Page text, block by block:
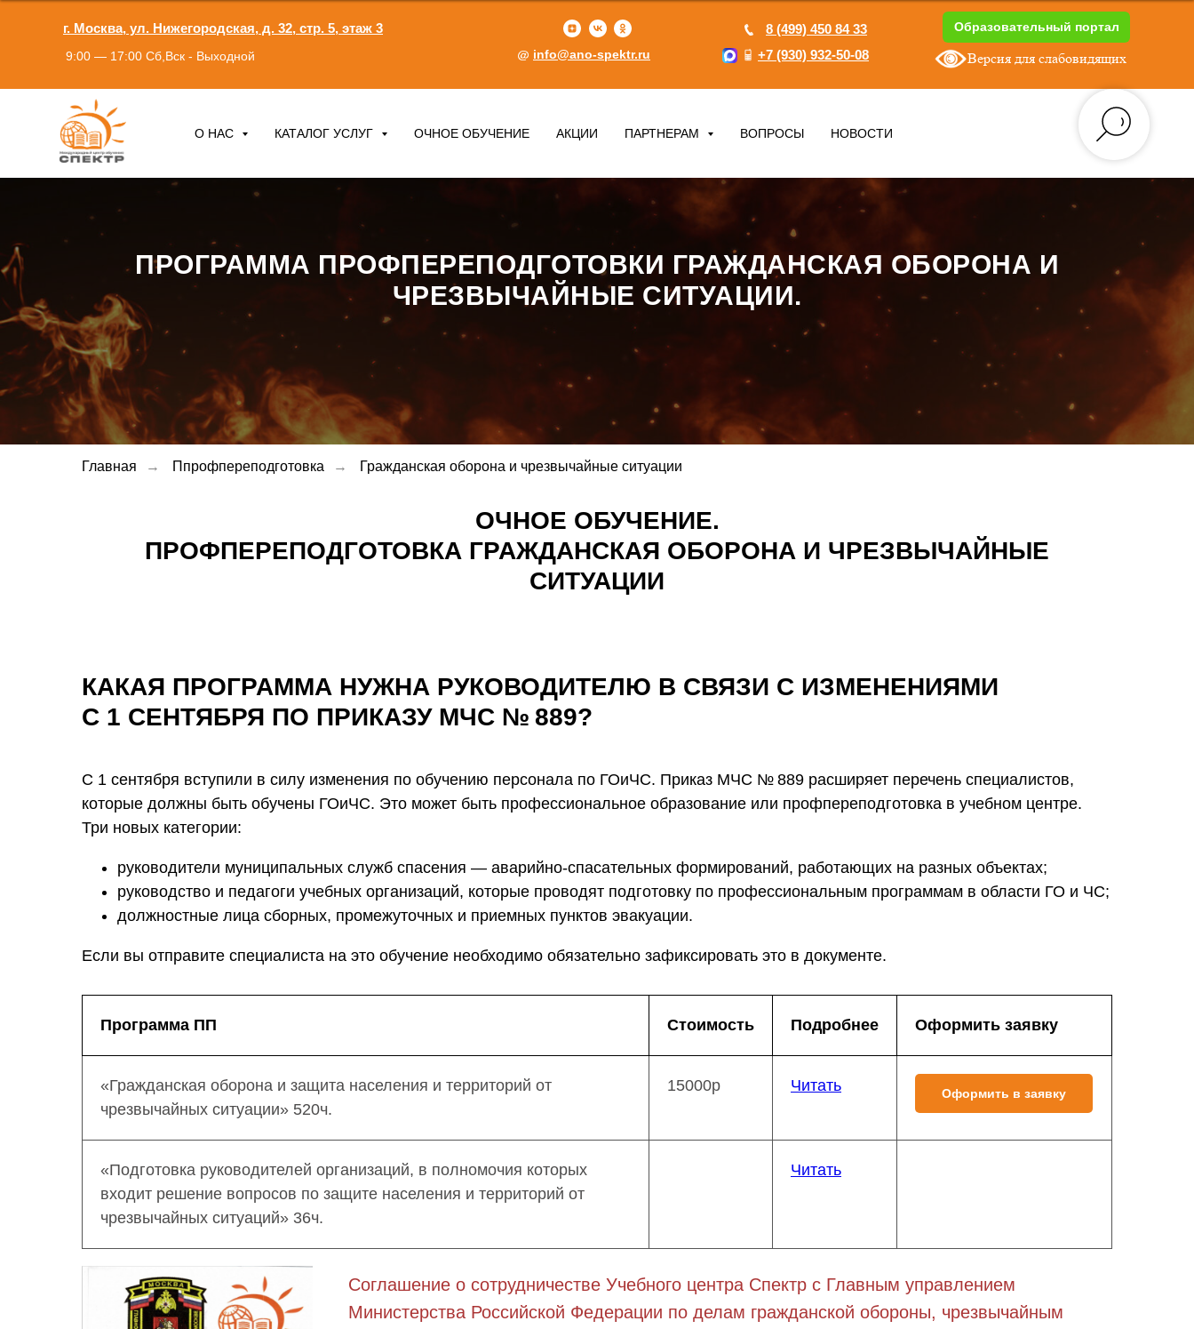
Образовательный портал
г. Москва, ул. Нижегородская, д. 32, стр. 5, этаж 3
+7 (930) 932-50-08
8 (499) 450 84 33
info@ano-spektr.ru
9:00 — 17:00 Сб,Вск - Выходной Версия для слабовидящих
О НАС КАТАЛОГ УСЛУГ ОЧНОЕ ОБУЧЕНИЕ АКЦИИ ПАРТНЕРАМ ВОПРОСЫ НОВОСТИ
ПРОГРАММА ПРОФПЕРЕПОДГОТОВКИ ГРАЖДАНСКАЯ ОБОРОНА И
ЧРЕЗВЫЧАЙНЫЕ СИТУАЦИИ.
Главная → Ппрофпереподготовка → Гражданская оборона и чрезвычайные ситуации
ОЧНОЕ ОБУЧЕНИЕ.
ПРОФПЕРЕПОДГОТОВКА ГРАЖДАНСКАЯ ОБОРОНА И ЧРЕЗВЫЧАЙНЫЕ
СИТУАЦИИ
КАКАЯ ПРОГРАММА НУЖНА РУКОВОДИТЕЛЮ В СВЯЗИ С ИЗМЕНЕНИЯМИ
С 1 СЕНТЯБРЯ ПО ПРИКАЗУ МЧС № 889?
С 1 сентября вступили в силу изменения по обучению персонала по ГОиЧС. Приказ МЧС № 889 расширяет перечень специалистов,
которые должны быть обучены ГОиЧС. Это может быть профессиональное образование или профпереподготовка в учебном центре.
Три новых категории:
руководители муниципальных служб спасения — аварийно-спасательных формирований, работающих на разных объектах;
руководство и педагоги учебных организаций, которые проводят подготовку по профессиональным программам в области ГО и ЧС;
должностные лица сборных, промежуточных и приемных пунктов эвакуации.
Если вы отправите специалиста на это обучение необходимо обязательно зафиксировать это в документе.
Программа ПП Стоимость Подробнее Оформить заявку
«Гражданская оборона и защита населения и территорий от
чрезвычайных ситуации» 520ч.
15000р Читать Оформить в заявку
«Подготовка руководителей организаций, в полномочия которых
входит решение вопросов по защите населения и территорий от
чрезвычайных ситуаций» 36ч.
Читать
Соглашение о сотрудничестве Учебного центра Спектр с Главным управлением
Министерства Российской Федерации по делам гражданской обороны, чрезвычайным